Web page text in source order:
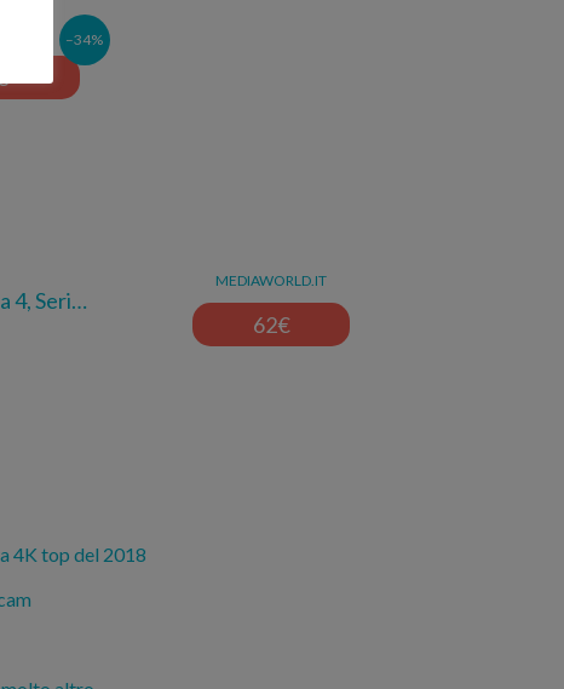
–34%
4, Seri…
MEDIAWORLD.IT
62€
4K top del 2018